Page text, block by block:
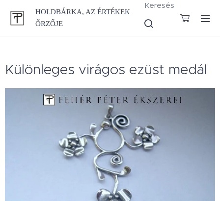
HOLDBÁRKA, AZ ÉRTÉKEK
ŐRZŐJE
Keresés
Különleges virágos ezüst medál